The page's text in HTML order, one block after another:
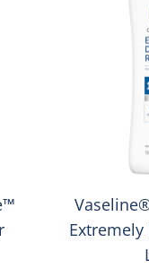
Extremely